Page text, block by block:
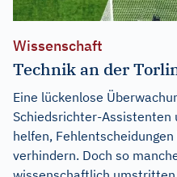
Wissenschaft
Technik an der
Eine lückenlose
Schiedsrichter-Assistenten
helfen,
verhindern. Doch so